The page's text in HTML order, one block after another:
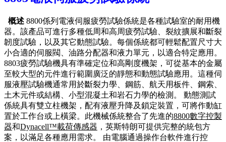
概述 8800係列電液伺服疲勞試驗係統是各種試驗室的耐用機
器。該產品可進行多種低周和高周疲勞試驗、裂紋擴展和斷裂
韌度試驗，以及其它動態試驗。每個係統都可輕鬆配置尺寸大
小合適的伺服閥、油路分配器和液力單元，以適合特定應用。
8803疲勞試驗機具有準確定位和高剛度機架，可從基本的金屬
至較大型的元件進行範圍廣泛的靜態和動態試驗應用。這種伺
服液壓試驗機通常用於斷裂力學、鋼筋、航天用板件、鋼索、
土木元件或結構、小型混凝土和岩石力學的檢測。 動態測試
係統具有雙立柱機架，配有液壓升降及鎖定裝置，可將作動缸
置於工作台或上橫梁。此機械係統整合了先進的8800數字控製
器和Dynacell™載荷傳感器 ，英斯特朗可提供完整的統包方
案，以滿足各種應用需求。 由電腦通過操作台軟件進行控